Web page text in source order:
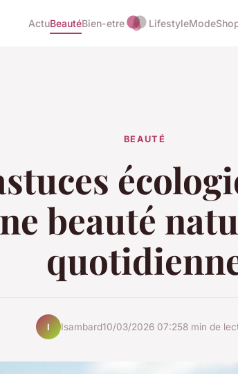
ActuBeautéBien-etre LifestyleMode
BEAUTÉ
beauté
I Isambard10/03/2026 07:258 min de